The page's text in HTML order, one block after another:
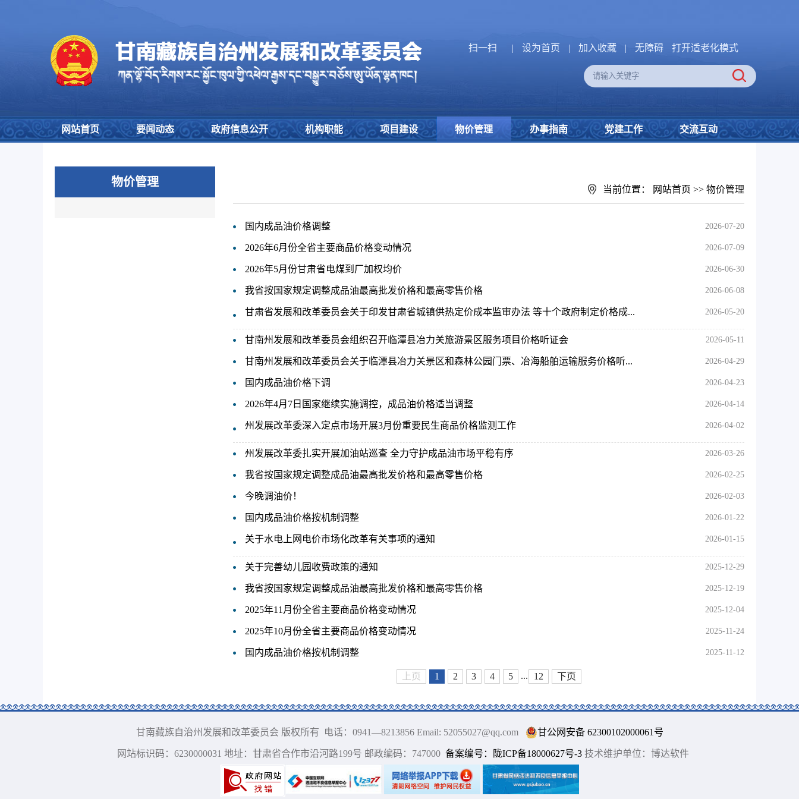
扫一扫 | 设为首页 | 加入收藏 | 无障碍 打开适老化模式
网站首页 要闻动态 政府信息公开 机构职能 项目建设 物价管理 办事指南 党建工作 交流互动
物价管理
当前位置： 网站首页 >> 物价管理
国内成品油价格调整 2026-07-20
2026年6月份全省主要商品价格变动情况 2026-07-09
2026年5月份甘肃省电煤到厂加权均价 2026-06-30
我省按国家规定调整成品油最高批发价格和最高零售价格 2026-06-08
甘肃省发展和改革委员会关于印发甘肃省城镇供热定价成本监审办法 等十个政府制定价格成... 2026-05-20
甘南州发展和改革委员会组织召开临潭县冶力关旅游景区服务项目价格听证会 2026-05-11
甘南州发展和改革委员会关于临潭县冶力关景区和森林公园门票、冶海船舶运输服务价格听... 2026-04-29
国内成品油价格下调 2026-04-23
2026年4月7日国家继续实施调控，成品油价格适当调整 2026-04-14
州发展改革委深入定点市场开展3月份重要民生商品价格监测工作 2026-04-02
州发展改革委扎实开展加油站巡查 全力守护成品油市场平稳有序 2026-03-26
我省按国家规定调整成品油最高批发价格和最高零售价格 2026-02-25
今晚调油价！ 2026-02-03
国内成品油价格按机制调整 2026-01-22
关于水电上网电价市场化改革有关事项的通知 2026-01-15
关于完善幼儿园收费政策的通知 2025-12-29
我省按国家规定调整成品油最高批发价格和最高零售价格 2025-12-19
2025年11月份全省主要商品价格变动情况 2025-12-04
2025年10月份全省主要商品价格变动情况 2025-11-24
国内成品油价格按机制调整 2025-11-12
上页 1 2 3 4 5 ... 12 下页
甘南藏族自治州发展和改革委员会 版权所有 电话：0941—8213856 Email: 52055027@qq.com 甘公网安备 62300102000061号
网站标识码：6230000031 地址：甘肃省合作市沿河路199号 邮政编码：747000 备案编号：陇ICP备18000627号-3 技术维护单位：博达软件